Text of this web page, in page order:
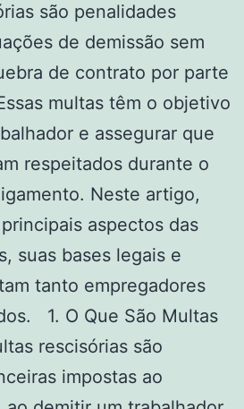
são penalidades
de demissão sem
de contrato por parte
multas têm o objetivo
e assegurar que
respeitados durante o
Neste artigo,
aspectos das
suas bases legais e
tanto empregadores
1. O Que São Multas
rescisórias são
impostas ao